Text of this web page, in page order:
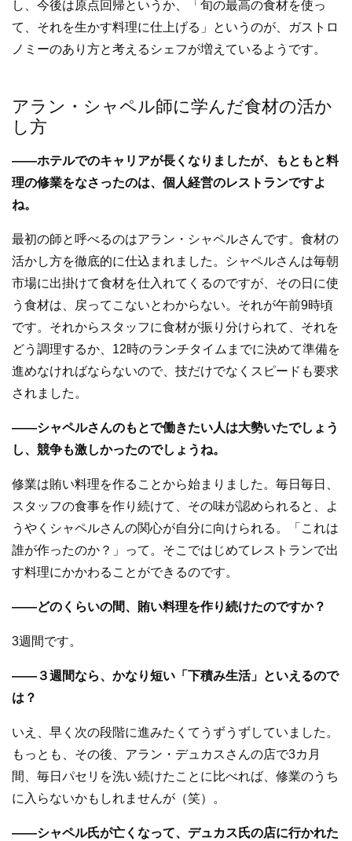
し、今後は原点回帰というか、「旬の最高の食材を使っ
て、それを生かす料理に仕上げる」というのが、ガストロ
ノミーのあり方と考えるシェフが増えているようです。
アラン・シャペル師に学んだ食材の活か
し方
――ホテルでのキャリアが長くなりましたが、もともと料
理の修業をなさったのは、個人経営のレストランですよ
ね。
最初の師と呼べるのはアラン・シャペルさんです。食材の
活かし方を徹底的に仕込まれました。シャペルさんは毎朝
市場に出掛けて食材を仕入れてくるのですが、その日に使
う食材は、戻ってこないとわからない。それが午前9時頃
です。それからスタッフに食材が振り分けられて、それを
どう調理するか、12時のランチタイムまでに決めて準備を
進めなければならないので、技だけでなくスピードも要求
されました。
――シャペルさんのもとで働きたい人は大勢いたでしょう
し、競争も激しかったのでしょうね。
修業は賄い料理を作ることから始まりました。毎日毎日、
スタッフの食事を作り続けて、その味が認められると、よ
うやくシャペルさんの関心が自分に向けられる。「これは
誰が作ったのか？」って。そこではじめてレストランで出
す料理にかかわることができるのです。
――どのくらいの間、賄い料理を作り続けたのですか？
3週間です。
――３週間なら、かなり短い「下積み生活」といえるので
は？
いえ、早く次の段階に進みたくてうずうずしていました。
もっとも、その後、アラン・デュカスさんの店で3カ月
間、毎日パセリを洗い続けたことに比べれば、修業のうち
に入らないかもしれませんが（笑）。
――シャペル氏が亡くなって、デュカス氏の店に行かれた